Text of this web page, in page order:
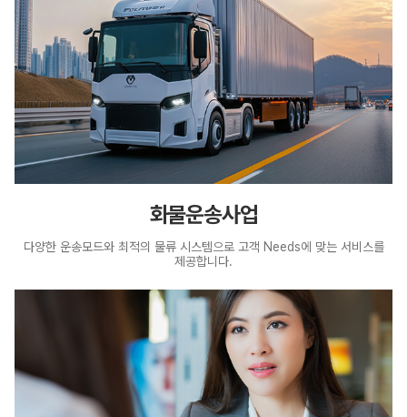
화물운송사업
다양한 운송모드와 최적의 물류 시스템으로 고객 Needs에 맞는 서비스를
제공합니다.